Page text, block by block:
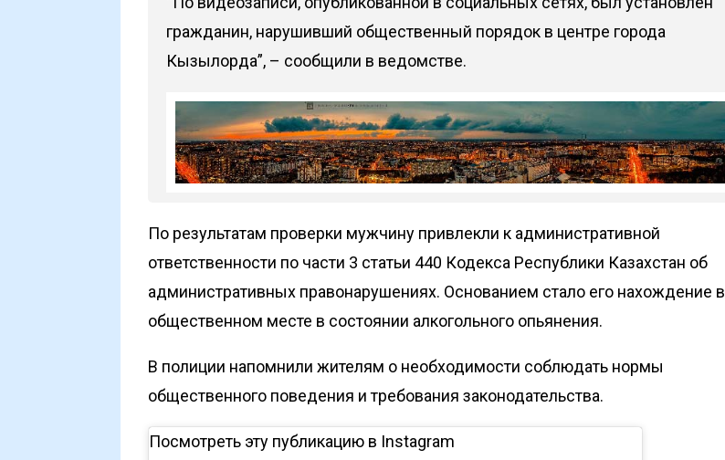
гражданин, нарушивший общественный порядок в центре города
Кызылорда”, – сообщили в ведомстве.
По результатам проверки мужчину привлекли к административной
ответственности по части 3 статьи 440 Кодекса Республики Казахстан об
административных правонарушениях. Основанием стало его нахождение в
общественном месте в состоянии алкогольного опьянения.
В полиции напомнили жителям о необходимости соблюдать нормы
общественного поведения и требования законодательства.
Посмотреть эту публикацию в Instagram